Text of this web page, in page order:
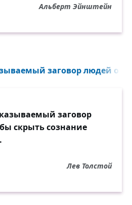
Альберт Эйнштейн
заговор людей о
заговор
скрыть сознание
Лев Толстой